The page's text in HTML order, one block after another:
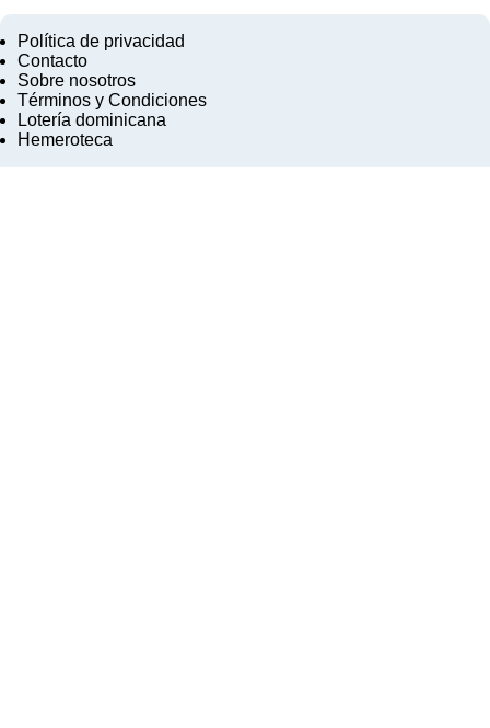
Política de privacidad
Contacto
Sobre nosotros
Términos y Condiciones
Lotería dominicana
Hemeroteca